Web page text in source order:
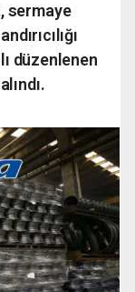
sermaye
düzenlenen